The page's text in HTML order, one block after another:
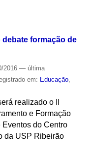
formação de
2016 — última
em: Educação,
realizado o II
e Formação
do Centro
da USP Ribeirão